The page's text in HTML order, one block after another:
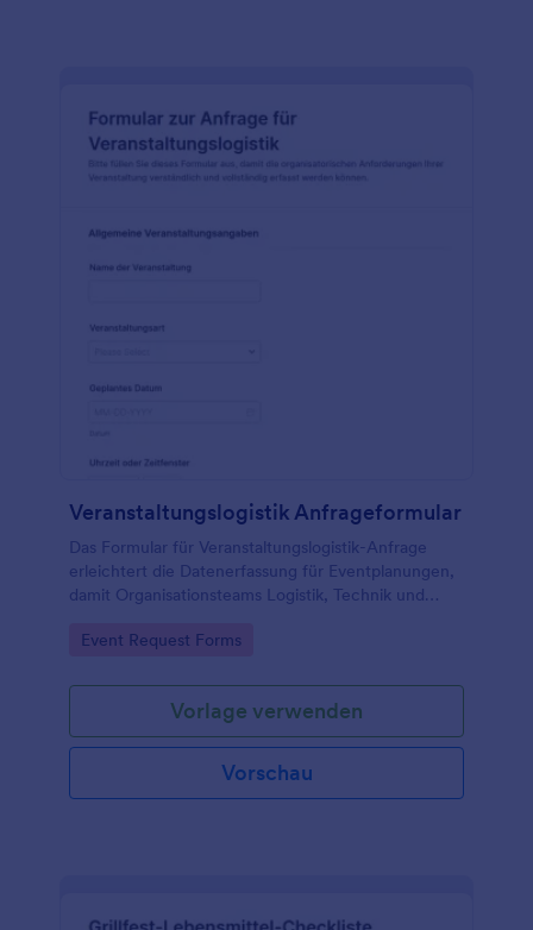
Veranstaltungslogistik Anfrageformular
Das Formular für Veranstaltungslogistik-Anfrage
erleichtert die Datenerfassung für Eventplanungen,
damit Organisationsteams Logistik, Technik und
Formularantwort zentral verwalten können.
Go to Category:
Event Request Forms
Vorlage verwenden
Vorschau